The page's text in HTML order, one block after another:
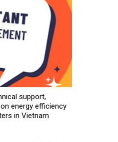
support,
energy efficiency
in Vietnam